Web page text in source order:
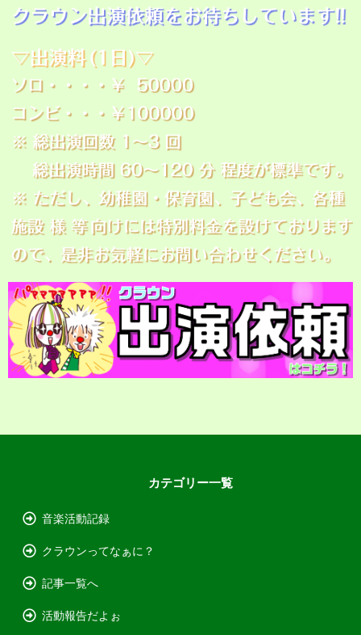
カテゴリー一覧
音楽活動記録
クラウンってなぁに？
記事一覧へ
活動報告だよぉ